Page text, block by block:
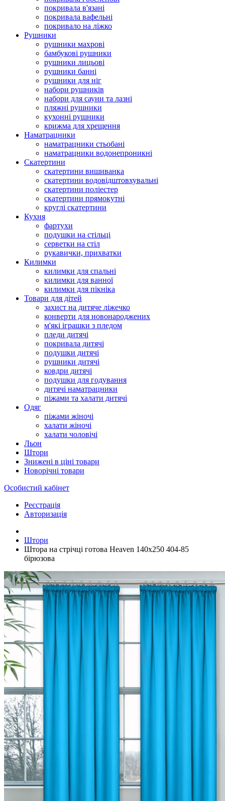
покривала в'язані
покривала вафельні
покривало на ліжко
Рушники
рушники махрові
бамбукові рушники
рушники лицьові
рушники банні
рушники для ніг
набори рушників
набори для сауни та лазні
пляжні рушники
кухонні рушники
крижма для хрещення
Наматрацники
наматрацники стьобані
наматрацники водонепроникні
Скатертини
скатертини вишиванка
скатертини водовідштовхувальні
скатертини поліестер
скатертини прямокутні
круглі скатертини
Кухня
фартухи
подушки на стільці
серветки на стіл
рукавички, прихватки
Килимки
килимки для спальні
килимки для ванної
килимки для пікніка
Товари для дітей
захист на дитяче ліжечко
конверти для новонароджених
м'які іграшки з пледом
пледи дитячі
покривала дитячі
подушки дитячі
рушники дитячі
ковдри дитячі
подушки для годування
дитячі наматрацники
піжами та халати дитячі
Одяг
піжами жіночі
халати жіночі
халати чоловічі
Льон
Штори
Знижені в ціні товари
Новорічні товари
Особистий кабінет
Реєстрація
Авторизація
Штори
Штора на стрічці готова Heaven 140х250 404-85
бірюзова